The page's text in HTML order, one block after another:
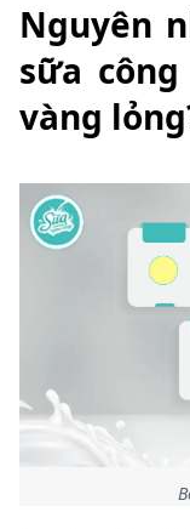
Nguyên
sữa
vàng